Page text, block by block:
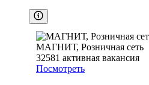
МАГНИТ, Розничная сеть
32581 активная вакансия
Посмотреть